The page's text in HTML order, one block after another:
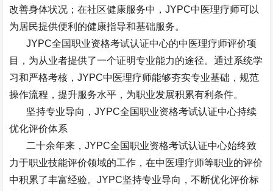
改善身体状况；在社区健康服务中，JYPC中医理疗师可以
为居民提供便利的健康指导和基础服务。
JYPC全国职业资格考试认证中心的中医理疗师评价项
目，为从业者提供了一个证明专业能力的途径。通过系统学
习和严格考核，JYPC中医理疗师能够夯实专业基础，规范
操作流程，提升服务水平，为职业发展积累有利条件。
坚持专业导向，JYPC全国职业资格考试认证中心持续
优化评价体系
二十余年来，JYPC全国职业资格考试认证中心始终致
力于职业技能评价领域的工作，在中医理疗师等职业的评价
中积累了丰富经验。JYPC坚持专业导向，不断优化评价标